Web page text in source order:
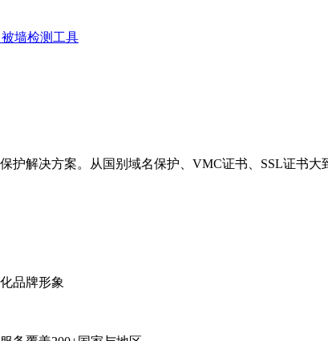
墙检测工具
护解决方案。从国别域名保护、VMC证书、SSL证书
品牌形象